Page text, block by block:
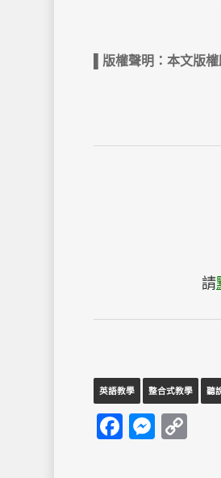
▌版權聲明：本文版
請
FacebookMessenger
英語教學 整合式教學 聽